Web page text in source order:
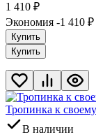
1 410 ₽
Экономия -1 410 ₽
Купить
Купить
Тропинка к
В наличии